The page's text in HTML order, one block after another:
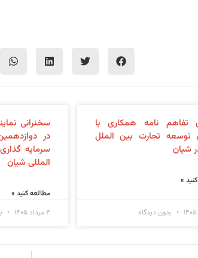
تفاهم نامه همکاری با
توسعه تجارت بین الملل
شیان
»
بدون دیدگاه
سخنرانی
در
سرمایه گذاری
المللی شیان
مطالعه کنید »
۴ مرداد ۱۴۰۵